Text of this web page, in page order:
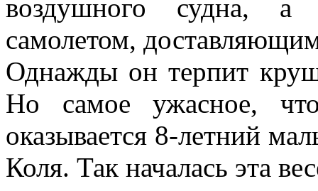
воздушного судна, а
самолетом,
Однажды он терпит
Но самое ужасное,
оказывается 8-летний
Коля. Так началась эта